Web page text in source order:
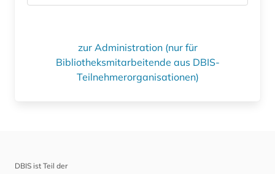
zur Administration (nur für
Bibliotheksmitarbeitende aus DBIS-
Teilnehmerorganisationen)
DBIS ist Teil der